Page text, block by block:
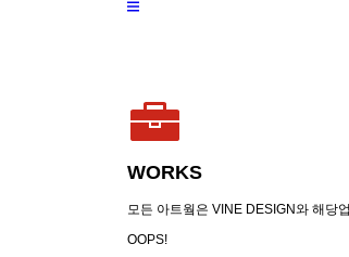
WORKS
모든 아트웤은 VINE DESIGN와 해당
OOPS!